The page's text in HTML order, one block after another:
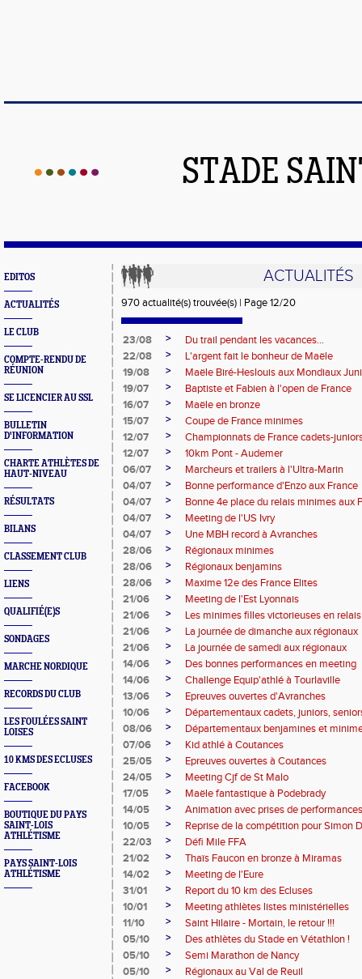
STADE
EDITOS
ACTUALITÉS
LE CLUB
COMPTE-RENDU DE
RÉUNION
SE LICENCIER AU SSL
BULLETIN
D'INFORMATION
CHARTE ATHLÈTES DE
HAUT-NIVEAU
RÉSULTATS
BILANS
CLASSEMENT CLUB
LIENS
QUALIFIÉ(E)S
SONDAGES
MARCHE NORDIQUE
RECORDS DU CLUB
LES FOULÉES SAINT
LOISES
10 KMS DES ECLUSES
FACEBOOK
BOUTIQUE DU PAYS
SAINT-LOIS
ATHLÉTISME
PAYS SAINT-LOIS
ATHLÉTISME
ACTUALITÉS
970 actualité(s) trouvée(s) | Page 12/20
23/08 >
Du trail pendant les vacances...
22/08
>
L'argent fait le bonheur de Maële
19/08
>
Maële Biré-Heslouis aux Mondiaux
19/07
>
Baptiste et Fabien à l'open de France
16/07
>
Maële en bronze
15/07
>
Coupe de France minimes
12/07
>
Championnats de France cadets-
12/07
>
10km Pont - Audemer
06/07
>
Marcheurs et trailers à l'Ultra-Marin
04/07
>
Bonne performance d'Enzo aux France
04/07
>
Bonne 4e place du relais minimes aux
04/07
>
Meeting de l'US Ivry
04/07
>
Une MBH record à Avranches
28/06
>
Régionaux minimes
28/06
>
Régionaux benjamins
28/06
>
Maxime 12e des France Elites
21/06
>
Meeting de l'Est Lyonnais
21/06
>
Les minimes filles victorieuses en relais
21/06
>
La journée de dimanche aux régionaux
21/06
>
La journée de samedi aux régionaux
14/06
>
Des bonnes performances en meeting
14/06
>
Challenge Equip'athlé à Tourlaville
13/06
>
Epreuves ouvertes d'Avranches
10/06
>
Départementaux cadets, juniors,
08/06
>
Départementaux benjamines et
07/06
>
Kid athlé à Coutances
25/05
>
Epreuves ouvertes à Coutances
24/05
>
Meeting Cjf de St Malo
17/05
>
Maële fantastique à Podebrady
14/05
>
Animation avec prises de performances
10/05
>
Reprise de la compétition pour Simon
22/03
>
Défi Mile FFA
21/02
>
Thaïs Faucon en bronze à Miramas
14/02
>
Meeting de l'Eure
31/01
>
Report du 10 km des Ecluses
10/01
>
Meeting athlètes listes ministérielles
11/10
>
Saint Hilaire - Mortain, le retour !!!
05/10
>
Des athlètes du Stade en Vétathlon !
05/10
>
Semi Marathon de Nancy
05/10
>
Régionaux au Val de Reuil